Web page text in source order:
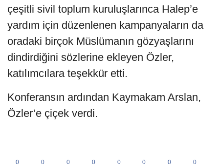
çeşitli sivil toplum kuruluşlarınca Halep’e
yardım için düzenlenen kampanyaların da
oradaki birçok Müslümanın gözyaşlarını
dindirdiğini sözlerine ekleyen Özler,
katılımcılara teşekkür etti.
Konferansın ardından Kaymakam Arslan,
Özler’e çiçek verdi.